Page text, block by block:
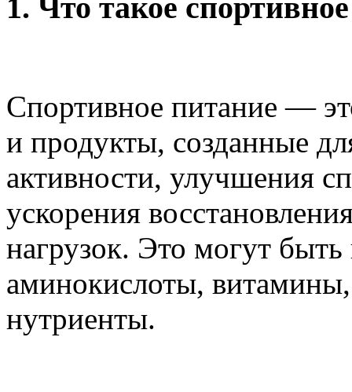
1. Что такое
Спортивное питание —
и продукты, созданные
активности, улучшения
ускорения
нагрузок. Это могут
аминокислоты,
нутриенты.